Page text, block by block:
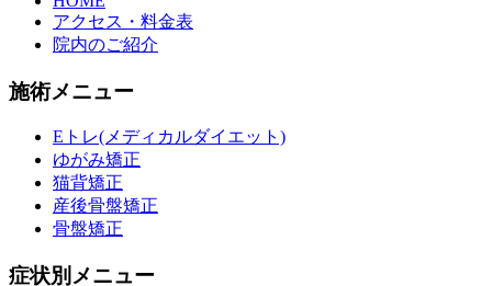
アクセス・料金表
院内のご紹介
施術メニュー
Eトレ(メディカルダイエット)
ゆがみ矯正
猫背矯正
産後骨盤矯正
骨盤矯正
症状別メニュー